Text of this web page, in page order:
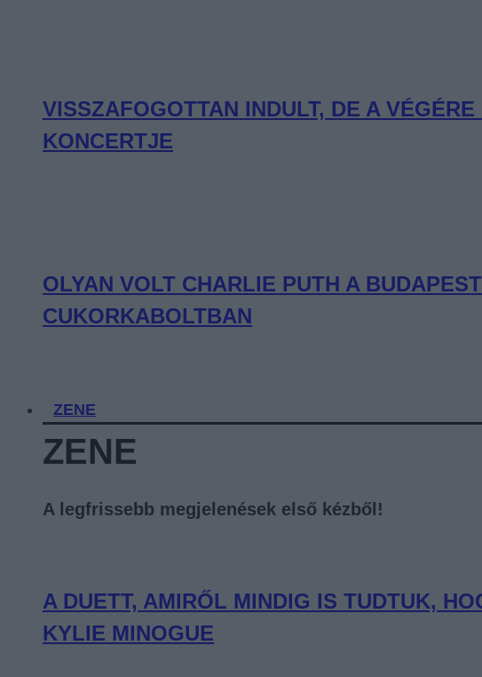
VISSZAFOGOTTAN INDULT, DE A
KONCERTJE
OLYAN VOLT CHARLIE PUTH A
CUKORKABOLTBAN
ZENE
ZENE
A legfrissebb megjelenések első kézből!
A DUETT, AMIRŐL MINDIG IS TUDTUK,
KYLIE MINOGUE